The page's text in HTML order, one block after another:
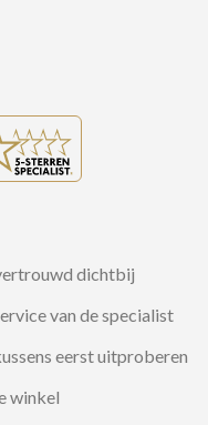
dichtbij
van de specialist
eerst uitproberen
winkel